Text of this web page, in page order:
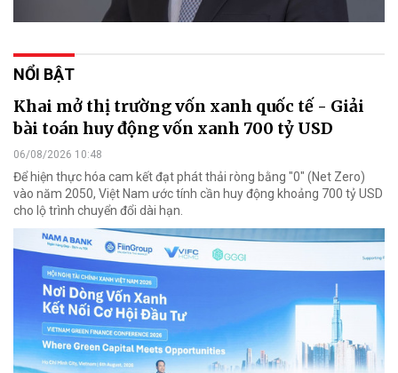
NỔI BẬT
Khai mở thị trường vốn xanh quốc tế - Giải
bài toán huy động vốn xanh 700 tỷ USD
06/08/2026 10:48
Để hiện thực hóa cam kết đạt phát thải ròng bằng "0" (Net Zero)
vào năm 2050, Việt Nam ước tính cần huy động khoảng 700 tỷ USD
cho lộ trình chuyển đổi dài hạn.